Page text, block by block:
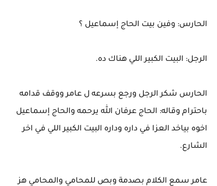
الحارس: وفين بيت الحاج إسماعيل ؟
الرجل: البيت الكبير اللي هناك ده.
الحارس شكر الرجل ورجع بسرعه ل عامر ووقف قدامه
باحترام وقاله: الحاج عرفان الله يرحمه والحاج إسماعيل
اخوه بياخد العزا في داره وداره البيت الكبير اللي في اخر
الشارع.
عامر سمع الكلام بصدمة وبص للمحامي والمحامي هز